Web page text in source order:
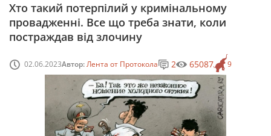
Хто такий потерпілий у кримінальному
провадженні. Все що треба знати, коли
постраждав від злочину
02.06.2023Автор:Лента от Протокола 9
2 65087